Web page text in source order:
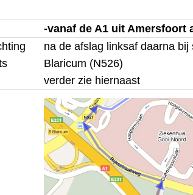
-vanaf de A1 uit Amersfoort
na de afslag linksaf daarna
Blaricum (N526)
verder zie hiernaast